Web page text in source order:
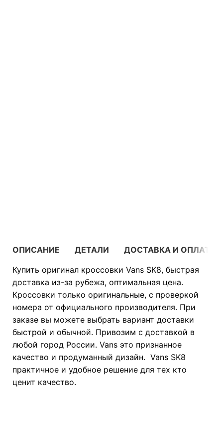
ОПИСАНИЕ ДЕТАЛИ
ДОСТАВКА И ОПЛАТА
Купить оригинал кроссовки Vans SK8, быстрая
доставка из-за рубежа, оптимальная цена.
Кроссовки только оригинальные, с проверкой
номера от официального производителя. При
заказе вы можете выбрать вариант доставки
быстрой и обычной. Привозим с доставкой в
любой город России. Vans это признанное
качество и продуманный дизайн. Vans SK8
практичное и удобное решение для тех кто
ценит качество.